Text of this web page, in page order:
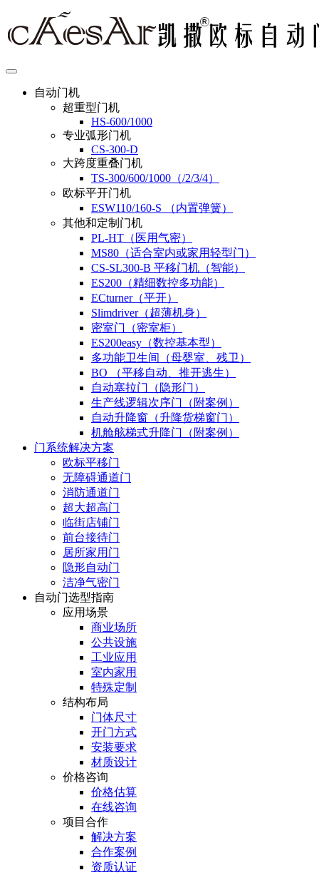
自动门机
超重型门机
HS-600/1000
专业弧形门机
CS-300-D
大跨度重叠门机
TS-300/600/1000（/2/3/4）
欧标平开门机
ESW110/160-S （内置弹簧）
其他和定制门机
PL-HT（医用气密）
MS80（适合室内或家用轻型门）
CS-SL300-B 平移门机（智能）
ES200（精细数控多功能）
ECturner（平开）
Slimdriver（超薄机身）
密室门（密室柜）
ES200easy（数控基本型）
多功能卫生间（母婴室、残卫）
BO （平移自动、推开逃生）
自动塞拉门（隐形门）
生产线逻辑次序门（附案例）
自动升降窗（升降货梯窗门）
机舱舷梯式升降门（附案例）
门系统解决方案
欧标平移门
无障碍通道门
消防通道门
超大超高门
临街店铺门
前台接待门
居所家用门
隐形自动门
洁净气密门
自动门选型指南
应用场景
商业场所
公共设施
工业应用
室内家用
特殊定制
结构布局
门体尺寸
开门方式
安装要求
材质设计
价格咨询
价格估算
在线咨询
项目合作
解决方案
合作案例
资质认证